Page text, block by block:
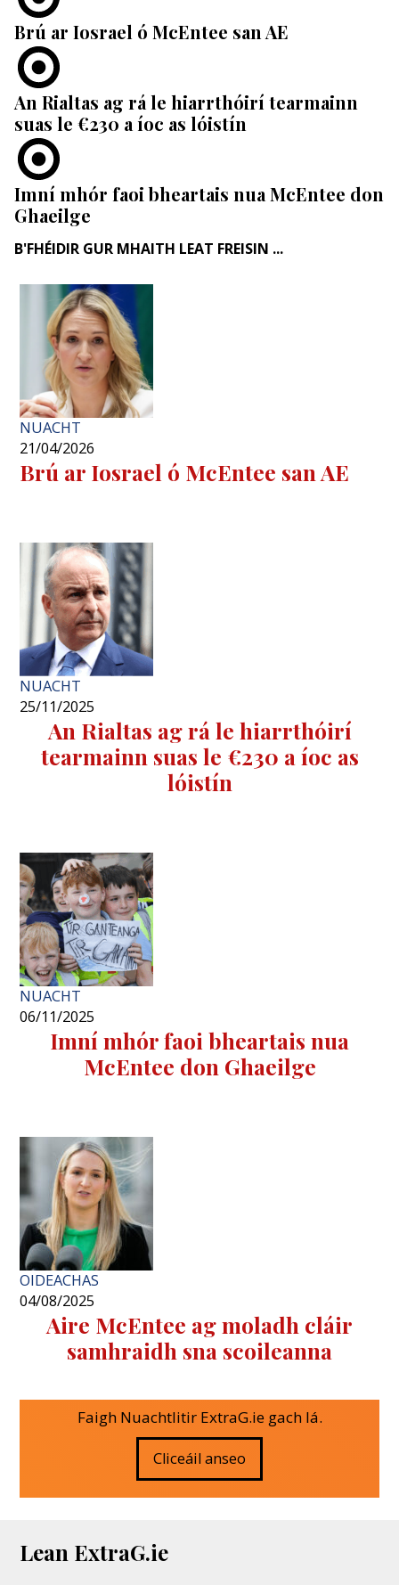
Brú ar Iosrael ó McEntee san AE
An Rialtas ag rá le hiarrthóirí tearmainn
suas le €230 a íoc as lóistín
Imní mhór faoi bheartais nua McEntee don
Ghaeilge
B'FHÉIDIR GUR MHAITH LEAT FREISIN ...
NUACHT
21/04/2026
Brú ar Iosrael ó McEntee san AE
NUACHT
25/11/2025
An Rialtas ag rá le hiarrthóirí
tearmainn suas le €230 a íoc as
lóistín
NUACHT
06/11/2025
Imní mhór faoi bheartais nua
McEntee don Ghaeilge
OIDEACHAS
04/08/2025
Aire McEntee ag moladh cláir
samhraidh sna scoileanna
Faigh Nuachtlitir ExtraG.ie gach lá.
Cliceáil anseo
Lean ExtraG.ie